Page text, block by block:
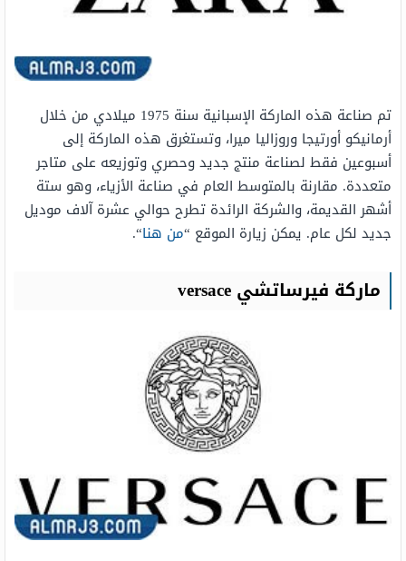
تم صناعة هذه الماركة الإسبانية سنة 1975 ميلادي من خلال
أرمانيكو أورتيجا وروزاليا ميرا، وتستغرق هذه الماركة إلى
أسبوعين فقط لصناعة منتج جديد وحصري وتوزيعه على متاجر
متعددة. مقارنة بالمتوسط ​​العام في صناعة الأزياء، وهو ستة
أشهر القديمة، والشركة الرائدة تطرح حوالي عشرة آلاف موديل
جديد لكل عام. يمكن زيارة الموقع “من هنا“.
ماركة فيرساتشي versace